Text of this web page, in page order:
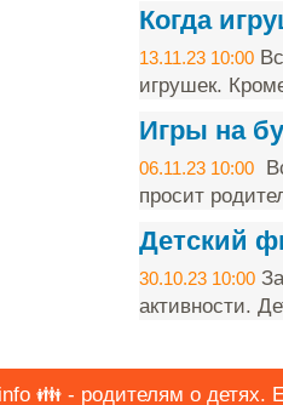
Когда
13.11.23 10:00
игрушек.
Игры на
06.11.23 10:00
просит
Детский
30.10.23 10:00
активности.
👪 - родителям о детях.